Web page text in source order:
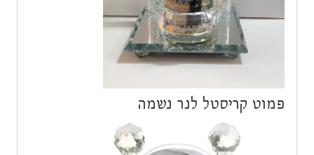
פמוט קריסטל לנר נשמה